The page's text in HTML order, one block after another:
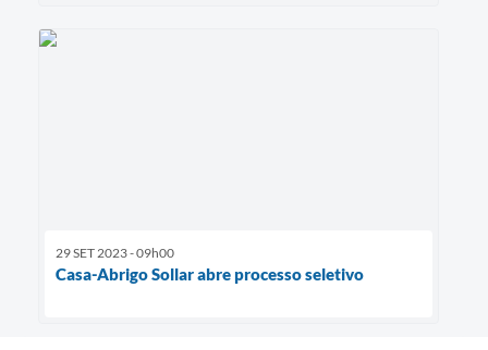
29 SET 2023 - 09h00
Casa-Abrigo Sollar abre processo seletivo